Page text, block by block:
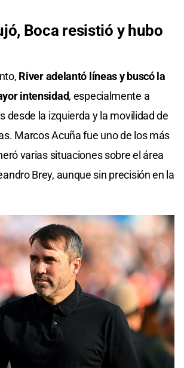
Boca resistió y hubo
River adelantó líneas y buscó la
intensidad, especialmente a
desde la izquierda y la movilidad de
Marcos Acuña fue uno de los más
varias situaciones sobre el área
Brey, aunque sin precisión en la